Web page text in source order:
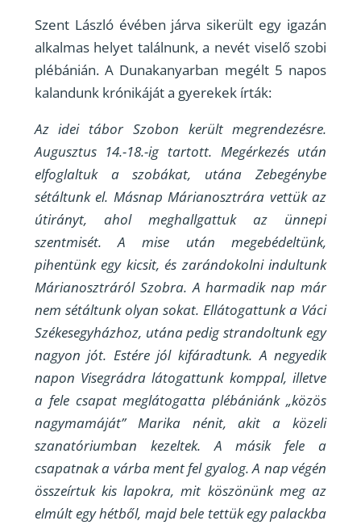
Szent László évében járva sikerült egy igazán
alkalmas helyet találnunk, a nevét viselő szobi
plébánián. A Dunakanyarban megélt 5 napos
kalandunk krónikáját a gyerekek írták:
Az idei tábor Szobon került megrendezésre.
Augusztus 14.-18.-ig tartott. Megérkezés után
elfoglaltuk a szobákat, utána Zebegénybe
sétáltunk el. Másnap Márianosztrára vettük az
útirányt, ahol meghallgattuk az ünnepi
szentmisét. A mise után megebédeltünk,
pihentünk egy kicsit, és zarándokolni indultunk
Márianosztráról Szobra. A harmadik nap már
nem sétáltunk olyan sokat. Ellátogattunk a Váci
Székesegyházhoz, utána pedig strandoltunk egy
nagyon jót. Estére jól kifáradtunk. A negyedik
napon Visegrádra látogattunk komppal, illetve
a fele csapat meglátogatta plébániánk „közös
nagymamáját” Marika nénit, akit a közeli
szanatóriumban kezeltek. A másik fele a
csapatnak a várba ment fel gyalog. A nap végén
összeírtuk kis lapokra, mit köszönünk meg az
elmúlt egy hétből, majd bele tettük egy palackba